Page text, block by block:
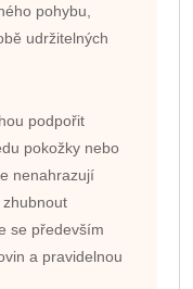
pohybu,
udržitelných
podpořit
pokožky nebo
nenahrazují
se především
a pravidelnou